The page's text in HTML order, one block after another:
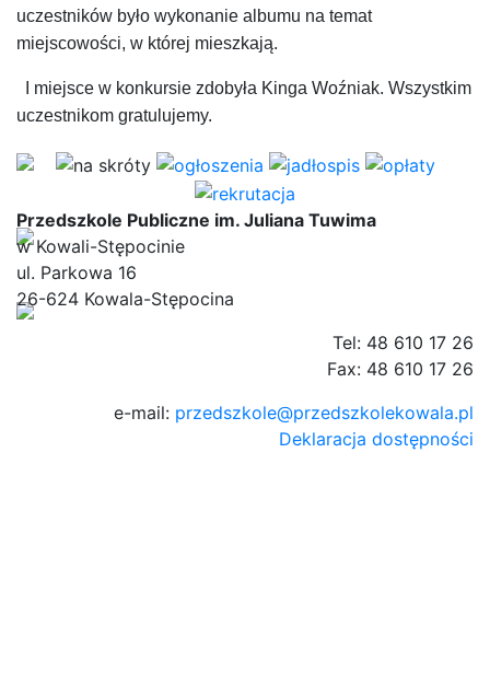
uczestników było wykonanie albumu na temat
miejscowości, w której mieszkają.
I miejsce w konkursie zdobyła Kinga Woźniak. Wszystkim
uczestnikom gratulujemy.
Przedszkole Publiczne im. Juliana Tuwima
w Kowali-Stępocinie
ul. Parkowa 16
26-624 Kowala-Stępocina
Tel: 48 610 17 26
Fax: 48 610 17 26
e-mail: przedszkole@przedszkolekowala.pl
Deklaracja dostępności